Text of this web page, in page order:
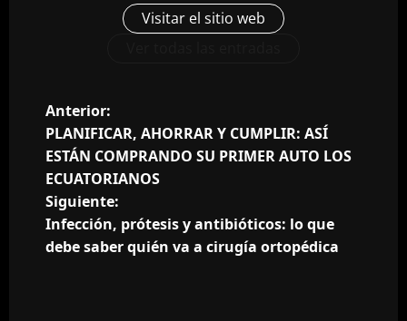
Visitar el sitio web
N
a
v
e
Anterior:
PLANIFICAR, AHORRAR Y CUMPLIR: ASÍ
ESTÁN COMPRANDO SU PRIMER AUTO LOS
ECUATORIANOS
Siguiente:
Infección, prótesis y antibióticos: lo que
debe saber quién va a cirugía ortopédica